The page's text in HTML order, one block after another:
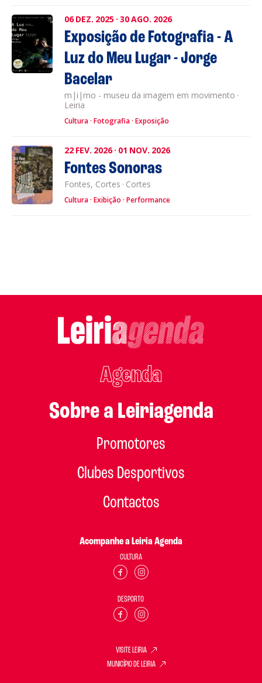
06 DEZ. 2025 · 30AGO. 2026
Exposição de Fotografia - A
Luz do Meu Lugar - Jorge
Bacelar
m|i|mo - museu da imagem em movimento ·
Leiria
Cultura Fotografia Exposição
22 FEV. 2026 · 01 NOV. 2026
Fontes Sonoras
Fontes, Cortes · Cortes
Cultura Exibição Performance
Agenda
Sobre a Leiriagenda
Promotores
Clubes Desportivos
Contactos
Acompanhe a Leiria Agenda
CULTURA
DESPORTO
VISITE LEIRIA
MUNICÍPIO DE LEIRIA